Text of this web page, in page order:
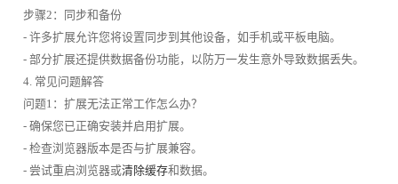
步骤2：同步和备份
- 许多扩展允许您将设置同步到其他设备，如手机或平板电脑。
- 部分扩展还提供数据备份功能，以防万一发生意外导致数据丢失。
4. 常见问题解答
问题1：扩展无法正常工作怎么办？
- 确保您已正确安装并启用扩展。
- 检查浏览器版本是否与扩展兼容。
- 尝试重启浏览器或清除缓存和数据。